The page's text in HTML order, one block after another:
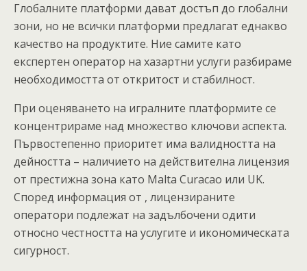
Глобалните платформи дават достъп до глобални
зони, но не всички платформи предлагат еднакво
качество на продуктите. Ние самите като
експертен оператор на хазартни услуги разбираме
необходимостта от откритост и стабилност.
При оценяването на игралните платформите се
концентрираме над множество ключови аспекта.
Първостепенно приоритет има валидността на
дейността – наличието на действителна лицензия
от престижна зона като Malta Curacao или UK.
Според информация от , лицензираните
оператори подлежат на задълбочени одити
относно честността на услугите и икономическата
сигурност.